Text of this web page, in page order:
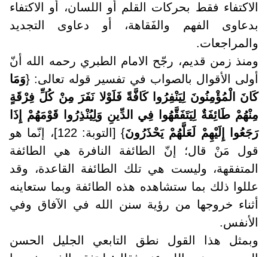
الاكتفاء فقط بحركات القلم أو اللسان، أو الاكتفاء
بدعاوى الفهم والفَقاهة، أو دعاوى التجديد
والمراجعات.
ومنذ زمن قديم، رجّح الامام الطبري رحمه الله أنّ
أولى الأقوال بالصواب في تفسير قوله تعالى: {وَمَا
كَانَ الْمُؤْمِنُونَ لِيَنْفِرُوا كَافَّةً فَلَوْلا نَفَرَ مِنْ كُلِّ فِرْقَةٍ
مِنْهُمْ طَائِفَةٌ لِيَتَفَقَّهُوا فِي الدِّينِ وَلِيُنْذِرُوا قَوْمَهُمْ إِذَا
رَجَعُوا إِلَيْهِمْ لَعَلَّهُمْ يَحْذَرُونَ
} [التوبة: 122]، إنّما هو
قول مَنْ قال؛ إنّ الطائفة النافرة هي الطائفة
المتفقهة، وليست هي تلك الطائفة القاعدة، وقد
عللوا ذلك بما ستشاهده هذه الطائفة وبما ستعاينه
أثناء خروجها من رؤية سنن الله في الآفاق وفي
الأنفس.
وبمثل هذا القول نطق التابعي الجليل الحسن